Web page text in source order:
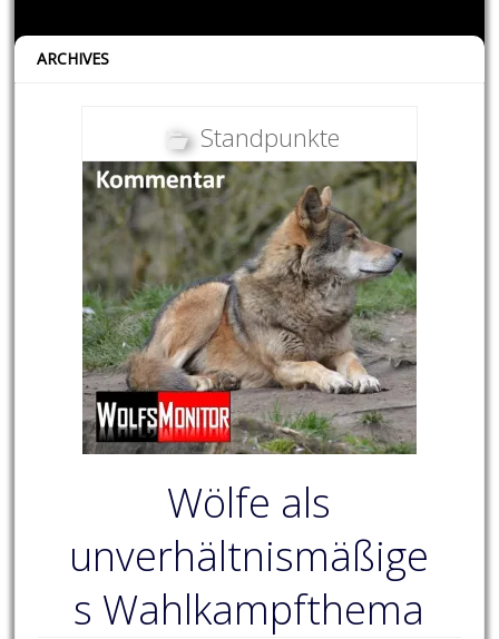
ARCHIVES
Standpunkte
Wölfe als
unverhältnismäßige
s Wahlkampfthema